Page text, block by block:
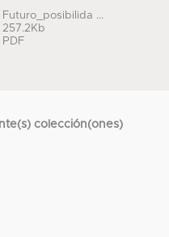
Futuro_posibilida ...
257.2Kb
PDF
colección(ones)